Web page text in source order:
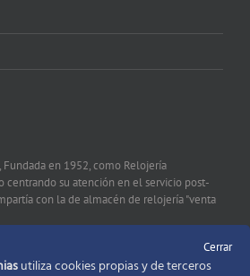
Fundada en 1952, como Relojería
centrando su atención en el servicio post-
con la de almacén de relojería "venta
Cerrar
utiliza cookies propias y de terceros